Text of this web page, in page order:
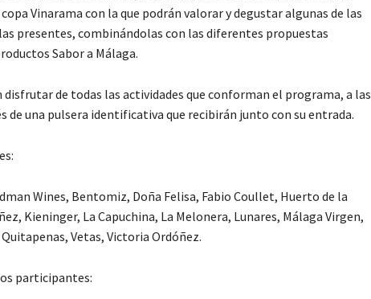
Vinarama con la que podrán valorar y degustar algunas de las
presentes, combinándolas con las diferentes propuestas
Sabor a Málaga.
de todas las actividades que conforman el programa, a las
de una pulsera identificativa que recibirán junto con su entrada.
Wines, Bentomiz, Doña Felisa, Fabio Coullet, Huerto de la
Kieninger, La Capuchina, La Melonera, Lunares, Málaga Virgen,
Vetas, Victoria Ordóñez.
participantes: